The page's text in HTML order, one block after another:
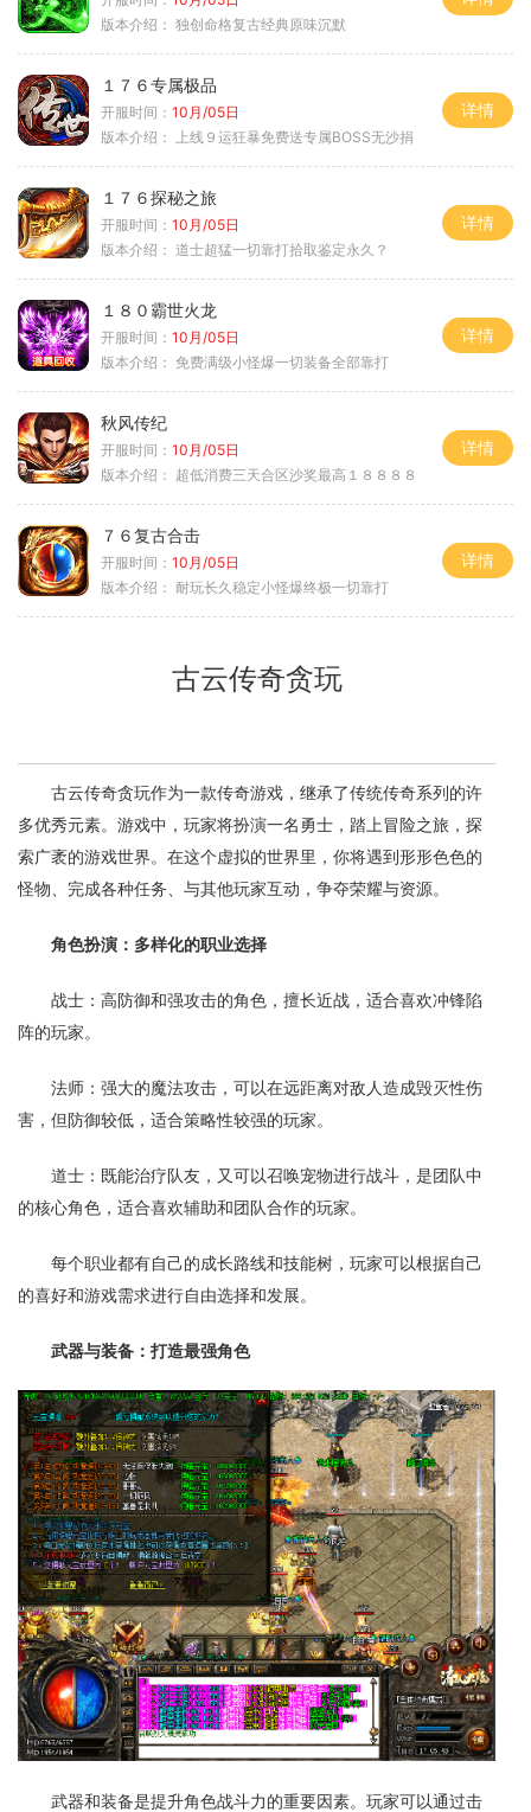
版本介绍： 独创命格复古经典原味沉默
１７６专属极品
开服时间： 10月/05日
版本介绍：
上线９运狂暴免费送专属BOSS无沙捐
详情
１７６探秘之旅
开服时间： 10月/05日
版本介绍： 道士超猛一切靠打拾取鉴定永久？
详情
１８０霸世火龙
开服时间： 10月/05日
版本介绍： 免费满级小怪爆一切装备全部靠打
详情
秋风传纪
开服时间： 10月/05日
版本介绍： 超低消费三天合区沙奖最高１８８８８
详情
７６复古合击
开服时间： 10月/05日
版本介绍： 耐玩长久稳定小怪爆终极一切靠打
详情
古云传奇贪玩
古云传奇贪玩作为一款传奇游戏，继承了传统传奇系列的许
多优秀元素。游戏中，玩家将扮演一名勇士，踏上冒险之旅，探
索广袤的游戏世界。在这个虚拟的世界里，你将遇到形形色色的
怪物、完成各种任务、与其他玩家互动，争夺荣耀与资源。
角色扮演：多样化的职业选择
战士：高防御和强攻击的角色，擅长近战，适合喜欢冲锋陷
阵的玩家。
法师：强大的魔法攻击，可以在远距离对敌人造成毁灭性伤
害，但防御较低，适合策略性较强的玩家。
道士：既能治疗队友，又可以召唤宠物进行战斗，是团队中
的核心角色，适合喜欢辅助和团队合作的玩家。
每个职业都有自己的成长路线和技能树，玩家可以根据自己
的喜好和游戏需求进行自由选择和发展。
武器与装备：打造最强角色
武器和装备是提升角色战斗力的重要因素。玩家可以通过击